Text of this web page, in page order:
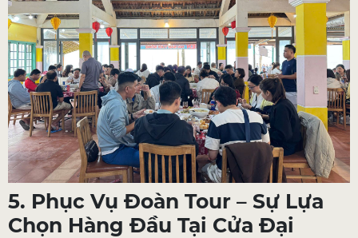
5. Phục Vụ Đoàn Tour – Sự Lựa
Chọn Hàng Đầu Tại Cửa Đại